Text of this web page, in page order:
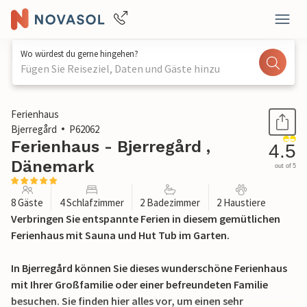
Wo würdest du gerne hingehen?
Fügen Sie Reiseziel, Daten und Gäste hinzu
1 / 31
Ferienhaus
Bjerregård
P62062
Ferienhaus - Bjerregård ,
Dänemark
4.5
out of 5
8 Gäste 4 Schlafzimmer 2 Badezimmer 2 Haustiere
Verbringen Sie entspannte Ferien in diesem gemütlichen
Ferienhaus mit Sauna und Hut Tub im Garten.
In Bjerregård können Sie dieses wunderschöne Ferienhaus
mit Ihrer Großfamilie oder einer befreundeten Familie
besuchen. Sie finden hier alles vor, um einen sehr